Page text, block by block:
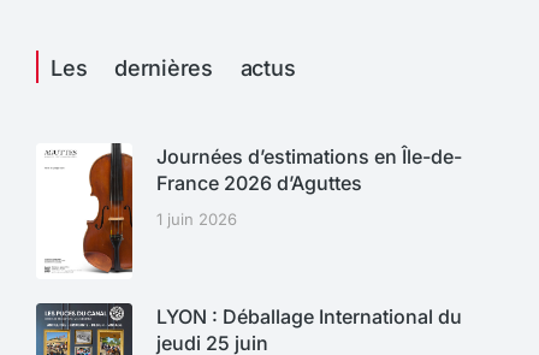
Les dernières actus
Journées d’estimations en Île-de-
France 2026 d’Aguttes
1 juin 2026
LYON : Déballage International du
jeudi 25 juin